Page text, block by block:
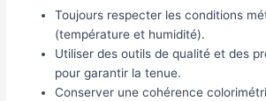
Toujours respecter les conditions
(température et humidité).
Utiliser des outils de qualité et des
pour garantir la tenue.
Conserver une cohérence